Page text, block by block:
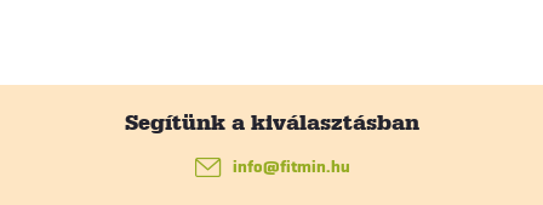
info@fitmin.hu